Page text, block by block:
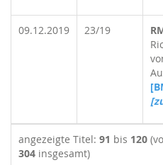
09.12.2019 23/19
angezeigte Titel: 91 bis 120
304 insgesamt)